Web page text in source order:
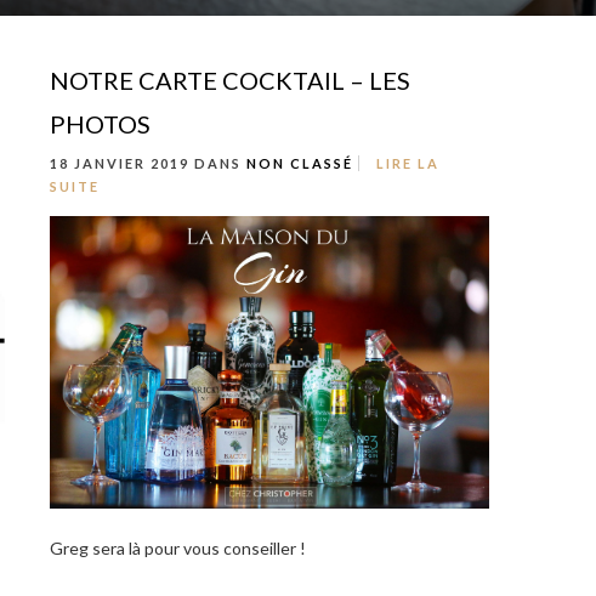
NOTRE CARTE COCKTAIL – LES
PHOTOS
18 JANVIER 2019 DANS NON CLASSÉ
LIRE LA
SUITE
Greg sera là pour vous conseiller !